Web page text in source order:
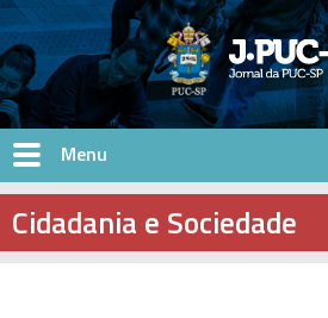
Pular para o conteúdo principal
Cidadania e Sociedade